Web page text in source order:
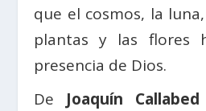
que el cosmos, la
plantas y las flores
presencia de Dios.
De Joaquín Callabed